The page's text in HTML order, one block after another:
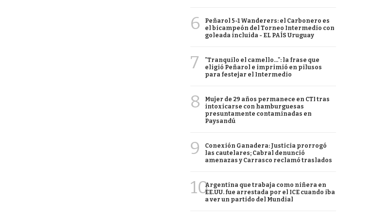
6
Peñarol 5-1 Wanderers: el Carbonero es
el bicampeón del Torneo Intermedio con
goleada incluida - EL PAÍS Uruguay
7
"Tranquilo el camello...": la frase que
eligió Peñarol e imprimió en pilusos
para festejar el Intermedio
8
Mujer de 29 años permanece en CTI tras
intoxicarse con hamburguesas
presuntamente contaminadas en
Paysandú
9
Conexión Ganadera: Justicia prorrogó
las cautelares; Cabral denunció
amenazas y Carrasco reclamó traslados
10Argentina que trabaja como niñera en
EE.UU. fue arrestada por el ICE cuando iba
a ver un partido del Mundial